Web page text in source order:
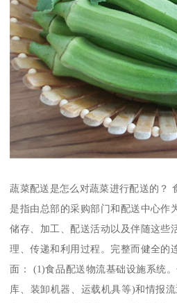
蔬菜配送是怎么对蔬菜进行配送的？
是指由总部的采购部门和配送中心作
储存、加工、配送活动以及伴随这些
理、传递和利用过程。完整而健全的
面： (1)食品配送物流基础设施系统
库、装卸机器、运载机具等)和情报